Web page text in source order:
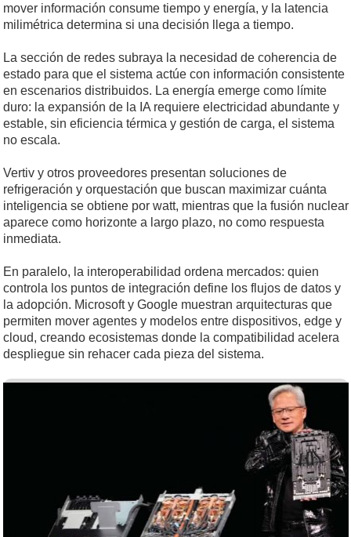
mover información consume tiempo y energía, y la latencia
milimétrica determina si una decisión llega a tiempo.
La sección de redes subraya la necesidad de coherencia de
estado para que el sistema actúe con información consistente
en escenarios distribuidos. La energía emerge como límite
duro: la expansión de la IA requiere electricidad abundante y
estable, sin eficiencia térmica y gestión de carga, el sistema
no escala.
Vertiv y otros proveedores presentan soluciones de
refrigeración y orquestación que buscan maximizar cuánta
inteligencia se obtiene por watt, mientras que la fusión nuclear
aparece como horizonte a largo plazo, no como respuesta
inmediata.
En paralelo, la interoperabilidad ordena mercados: quien
controla los puntos de integración define los flujos de datos y
la adopción. Microsoft y Google muestran arquitecturas que
permiten mover agentes y modelos entre dispositivos, edge y
cloud, creando ecosistemas donde la compatibilidad acelera
despliegue sin rehacer cada pieza del sistema.